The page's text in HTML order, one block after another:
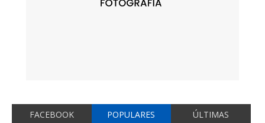
FACEBOOK POPULARES ÚLTIMAS